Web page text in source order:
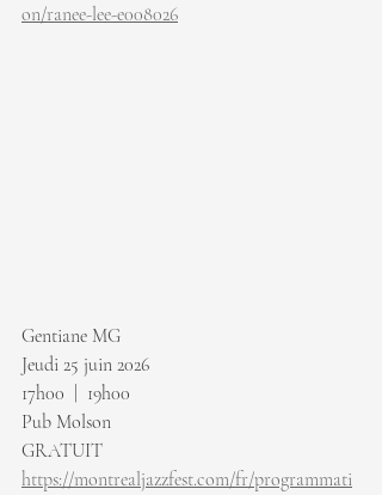
on/ranee-lee-e008026
Gentiane MG
Jeudi 25 juin 2026
17h00  |  19h00
Pub Molson
GRATUIT
https://montrealjazzfest.com/fr/programmati